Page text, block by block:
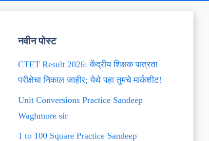
नवीन पोस्ट
CTET Result 2026: केंद्रीय शिक्षक पात्रता
परीक्षेचा निकाल जाहीर; येथे पहा तुमचे मार्कशीट!
Unit Conversions Practice Sandeep
Waghmore sir
1 to 100 Square Practice Sandeep